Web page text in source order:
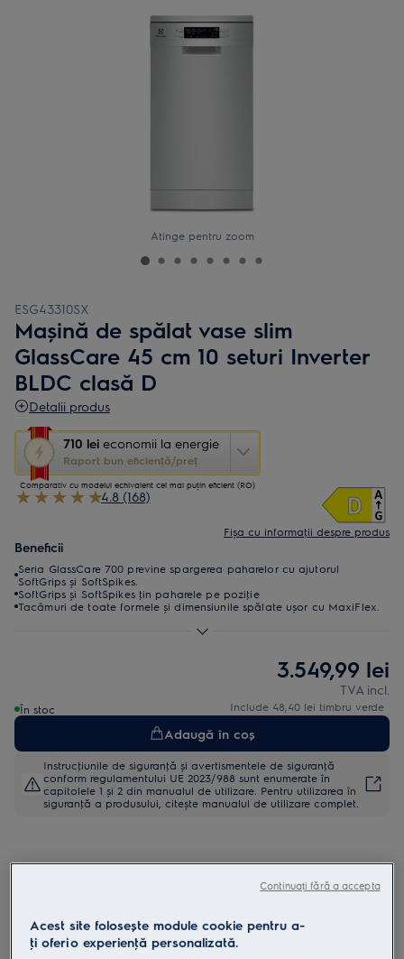
Atinge pentru zoom
ESG43310SX
Mașină de spălat vase slim
GlassCare 45 cm 10 seturi Inverter
BLDC clasă D
Detalii produs
710 lei economii la energie
Raport bun eficiență/preț
Această
acțiune
va
porni
aplicația
măsurare
a
economiilor
la
Comparativ cu modelul echivalent cel mai puțin eficient (RO)
4.8 (168)
Fișa cu informaţii despre produs
Beneficii
Seria GlassCare 700 previne spargerea paharelor cu ajutorul
SoftGrips și SoftSpikes.
SoftGrips și SoftSpikes ţin paharele pe poziţie
Tacâmuri de toate formele și dimensiunile spălate ușor cu MaxiFlex.
În stoc
3.549,99 lei
TVA incl.
Include 48,40 lei timbru verde
Adaugă în coș
Instrucţiunile de siguranţă și avertismentele de siguranţă
conform regulamentului UE 2023/988 sunt enumerate în
capitolele 1 și 2 din manualul de utilizare. Pentru utilizarea în
siguranţă a produsului, citește manualul de utilizare complet.
Adaugi încă un produs dintr-o gamă selectată și
economisești până la 124 lei!
Acest site folosește module cookie pentru a-
ţi oferi o experienţă personalizată.
Continuați fără a accepta